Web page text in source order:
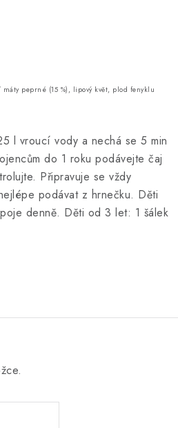
máty peprné (15 %), lipový květ, plod fenyklu
l vroucí vody a nechá se 5 min
do 1 roku podávejte čaj
Připravuje se vždy
podávat z hrnečku. Děti
denně. Děti od 3 let: 1 šálek